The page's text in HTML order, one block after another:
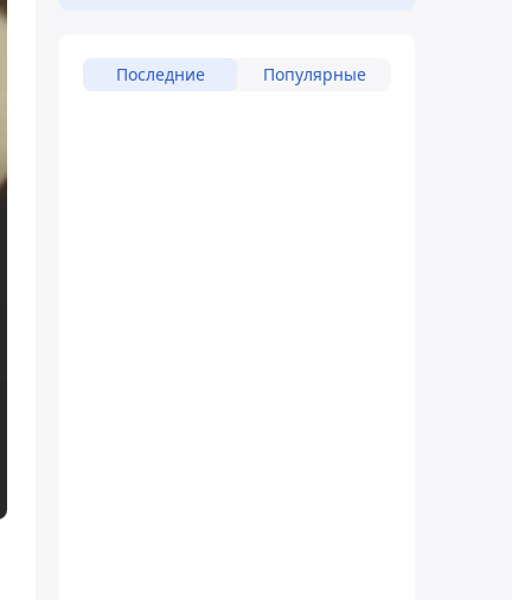
Последние Популярные